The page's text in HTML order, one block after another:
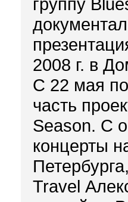
2008 г. в
С 22 мая
часть
Season. С
концерты
Travel